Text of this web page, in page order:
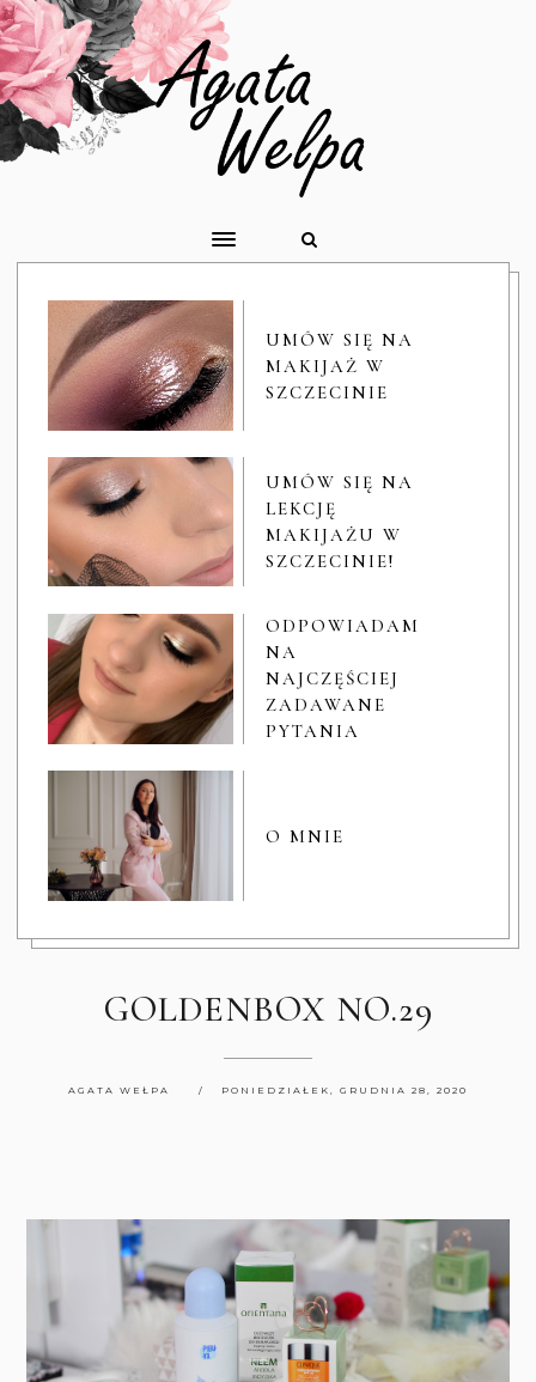
UMÓW SIĘ NA
MAKIJAŻ W
SZCZECINIE
UMÓW SIĘ NA
LEKCJĘ
MAKIJAŻU W
SZCZECINIE!
ODPOWIADAM
NA
NAJCZĘŚCIEJ
ZADAWANE
PYTANIA
O MNIE
GOLDENBOX NO.29
AGATA WEŁPA PONIEDZIAŁEK, GRUDNIA 28, 2020